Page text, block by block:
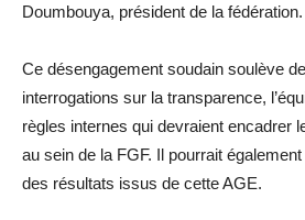
Doumbouya, président de la fédération.
Ce désengagement soudain soulève
interrogations sur la transparence,
règles internes qui devraient encadrer
au sein de la FGF. Il pourrait
des résultats issus de cette AGE.